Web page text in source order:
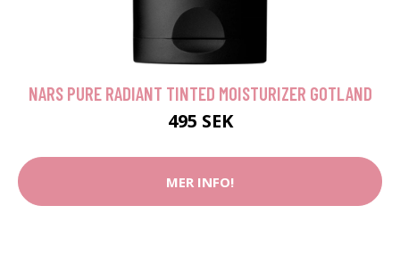
NARS PURE RADIANT TINTED MOISTURIZER GOTLAND
495 SEK
MER INFO!